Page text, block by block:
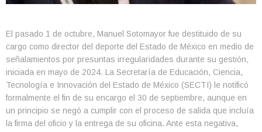
El pasado 1 de octubre, Manuel Sotomayor fue destituido de su
cargo como director del deporte del Estado de México en medio de
señalamientos por presuntas irregularidades durante su gestión,
iniciada en mayo de 2024. La Secretaría de Educación, Ciencia,
Tecnología e Innovación del Estado de México (SECTI) le notificó
formalmente el fin de su encargo el 30 de septiembre, aunque en
un principio se negó a cumplir con el proceso de salida que incluía
la firma del oficio y la entrega de su oficina. Ante esta negativa,